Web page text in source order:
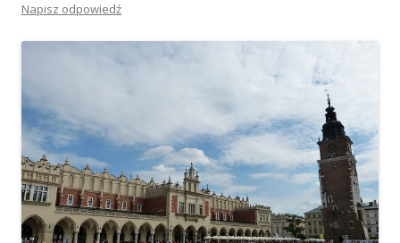
Napisz odpowiedź